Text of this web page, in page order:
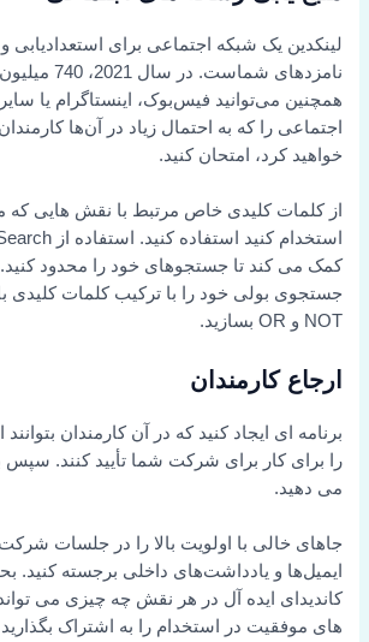
لینکدین یک شبکه اجتماعی برای
نامزدهای
همچنین می‌توانید فیس‌بوک، اینستاگرام یا
اجتماعی را که به احتمال زیاد در آن‌ها کارمندان
خواهید کرد، امتحان کنید.
از کلمات کلیدی خاص مرتبط با نقش هایی که
کمک می کند تا جستجوهای خود را محدود
NOT و OR بسازید.
ارجاع کارمندان
برنامه ای ایجاد کنید که در آن کارمندان
را برای کار برای شرکت شما تأیید کنند. سپس
می دهید.
جاهای خالی با اولویت بالا را در جلسات
ایمیل‌ها و یادداشت‌های داخلی برجسته کنید.
کاندیدای ایده آل در هر نقش چه چیزی می
های موفقیت در استخدام را به اشتراک بگذارید